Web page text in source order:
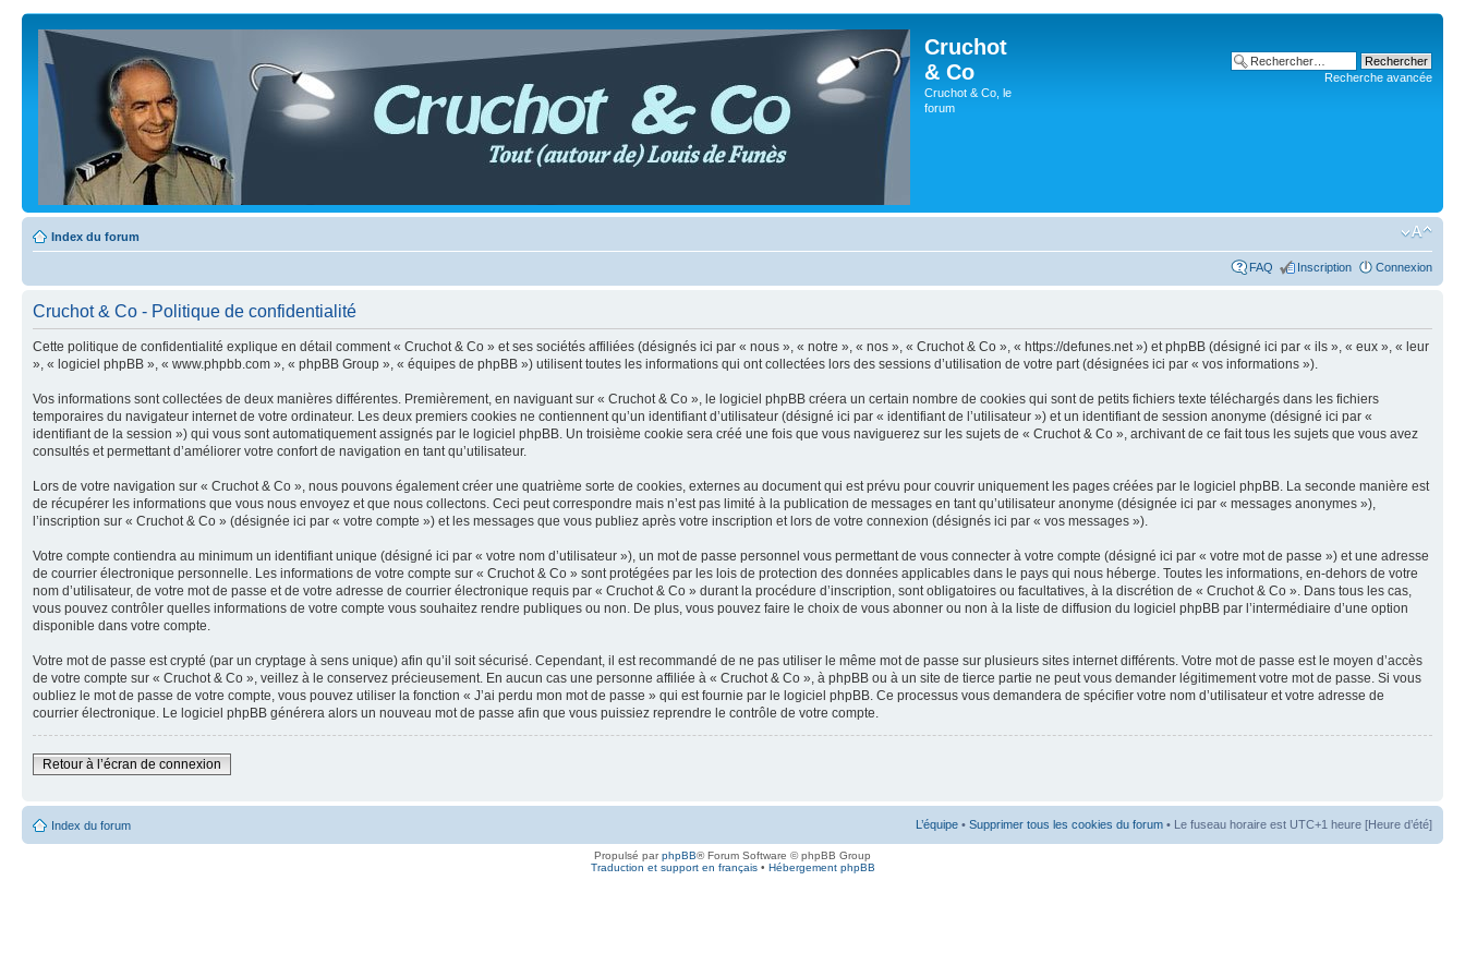
Cruchot
& Co
Cruchot & Co, le
forum
Recherche avancée
Index du forum
FAQ Inscription Connexion
Cruchot & Co - Politique de confidentialité
Cette politique de confidentialité explique en détail comment « Cruchot & Co » et ses sociétés affiliées (désignés ici par « nous », « notre », « nos », « Cruchot & Co », « https://defunes.net ») et phpBB (désigné ici par « ils », « eux », « leur
», « logiciel phpBB », « www.phpbb.com », « phpBB Group », « équipes de phpBB ») utilisent toutes les informations qui ont collectées lors des sessions d’utilisation de votre part (désignées ici par « vos informations »).
Vos informations sont collectées de deux manières différentes. Premièrement, en naviguant sur « Cruchot & Co », le logiciel phpBB créera un certain nombre de cookies qui sont de petits fichiers texte téléchargés dans les fichiers
temporaires du navigateur internet de votre ordinateur. Les deux premiers cookies ne contiennent qu’un identifiant d’utilisateur (désigné ici par « identifiant de l’utilisateur ») et un identifiant de session anonyme (désigné ici par «
identifiant de la session ») qui vous sont automatiquement assignés par le logiciel phpBB. Un troisième cookie sera créé une fois que vous naviguerez sur les sujets de « Cruchot & Co », archivant de ce fait tous les sujets que vous avez
consultés et permettant d’améliorer votre confort de navigation en tant qu’utilisateur.
Lors de votre navigation sur « Cruchot & Co », nous pouvons également créer une quatrième sorte de cookies, externes au document qui est prévu pour couvrir uniquement les pages créées par le logiciel phpBB. La seconde manière est
de récupérer les informations que vous nous envoyez et que nous collectons. Ceci peut correspondre mais n’est pas limité à la publication de messages en tant qu’utilisateur anonyme (désignée ici par « messages anonymes »),
l’inscription sur « Cruchot & Co » (désignée ici par « votre compte ») et les messages que vous publiez après votre inscription et lors de votre connexion (désignés ici par « vos messages »).
Votre compte contiendra au minimum un identifiant unique (désigné ici par « votre nom d’utilisateur »), un mot de passe personnel vous permettant de vous connecter à votre compte (désigné ici par « votre mot de passe ») et une adresse
de courrier électronique personnelle. Les informations de votre compte sur « Cruchot & Co » sont protégées par les lois de protection des données applicables dans le pays qui nous héberge. Toutes les informations, en-dehors de votre
nom d’utilisateur, de votre mot de passe et de votre adresse de courrier électronique requis par « Cruchot & Co » durant la procédure d’inscription, sont obligatoires ou facultatives, à la discrétion de « Cruchot & Co ». Dans tous les cas,
vous pouvez contrôler quelles informations de votre compte vous souhaitez rendre publiques ou non. De plus, vous pouvez faire le choix de vous abonner ou non à la liste de diffusion du logiciel phpBB par l’intermédiaire d’une option
disponible dans votre compte.
Votre mot de passe est crypté (par un cryptage à sens unique) afin qu’il soit sécurisé. Cependant, il est recommandé de ne pas utiliser le même mot de passe sur plusieurs sites internet différents. Votre mot de passe est le moyen d’accès
de votre compte sur « Cruchot & Co », veillez à le conservez précieusement. En aucun cas une personne affiliée à « Cruchot & Co », à phpBB ou à un site de tierce partie ne peut vous demander légitimement votre mot de passe. Si vous
oubliez le mot de passe de votre compte, vous pouvez utiliser la fonction « J’ai perdu mon mot de passe » qui est fournie par le logiciel phpBB. Ce processus vous demandera de spécifier votre nom d’utilisateur et votre adresse de
courrier électronique. Le logiciel phpBB générera alors un nouveau mot de passe afin que vous puissiez reprendre le contrôle de votre compte.
Retour à l’écran de connexion
Index du forum L’équipe • Supprimer tous les cookies du forum • Le fuseau horaire est UTC+1 heure [Heure d’été]
Propulsé parphpBB® Forum Software © phpBB Group
Traduction et support en français• Hébergement phpBB